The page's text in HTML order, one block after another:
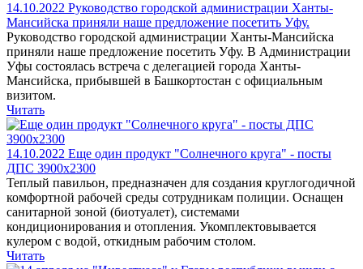
14.10.2022 Руководство городской администрации Ханты-
Мансийска приняли наше предложение посетить Уфу.
Руководство городской администрации Ханты-Мансийска
приняли наше предложение посетить Уфу. В Администрации
Уфы состоялась встреча с делегацией города Ханты-
Мансийска, прибывшей в Башкортостан с официальным
визитом.
Читать
14.10.2022 Еще один продукт "Солнечного круга" - посты
ДПС 3900х2300
Теплый павильон, предназначен для создания круглогодичной
комфортной рабочей среды сотрудникам полиции. Оснащен
санитарной зоной (биотуалет), системами
кондиционирования и отопления. Укомплектовывается
кулером с водой, откидным рабочим столом.
Читать